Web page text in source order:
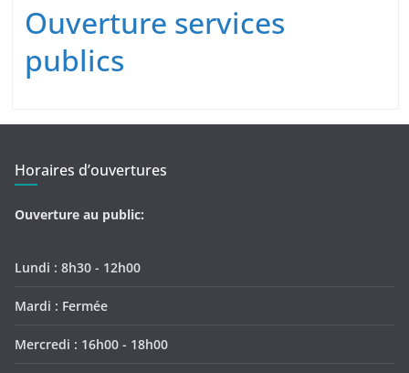
Ouverture services
publics
Horaires d’ouvertures
Ouverture au public:
Lundi : 8h30 - 12h00
Mardi : Fermée
Mercredi : 16h00 - 18h00